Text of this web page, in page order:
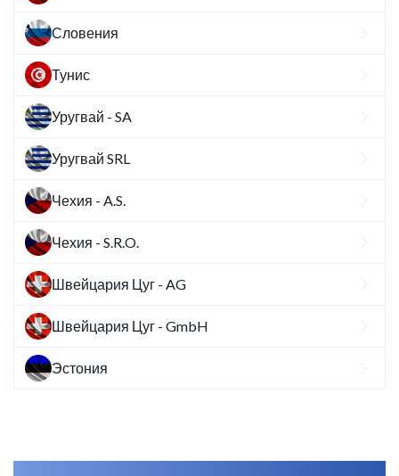
Словения
Тунис
Уругвай - SA
Уругвай SRL
Чехия - A.S.
Чехия - S.R.O.
Швейцария Цуг - AG
Швейцария Цуг - GmbH
Эстония